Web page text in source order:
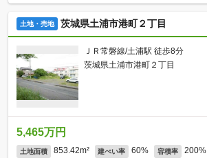
土地・売地 茨城県土浦市港町２丁目
ＪＲ常磐線/土浦駅 徒歩8分
茨城県土浦市港町２丁目
5,465万円
土地面積 853.42m² 建ぺい率 60% 容積率 200%